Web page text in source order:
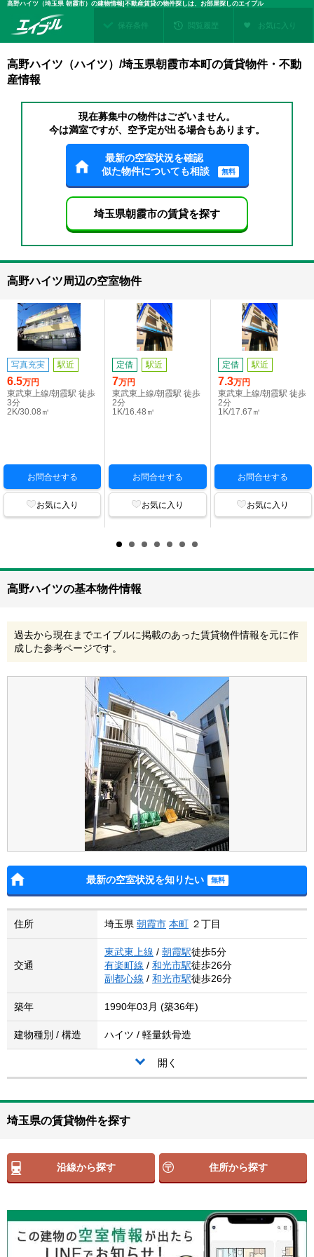
高野ハイツ（埼玉県 朝霞市）の建物情報|不動産賃貸の物件探しは、お部屋探しのエイブル
保存条件 閲覧履歴 お気に入り
高野ハイツ（ハイツ）/埼玉県朝霞市本町の賃貸物件・不動
産情報
現在募集中の物件はございません。
今は満室ですが、空予定が出る場合もあります。
最新の空室状況を確認
似た物件についても相談
無料
埼玉県朝霞市の賃貸を探す
高野ハイツ周辺の空室物件
写真充実 駅近
6.5万円
東武東上線/朝霞駅 徒歩
3分
2K/30.08㎡
お問合せする
お気に入り
定借 駅近
7万円
東武東上線/朝霞駅 徒歩
2分
1K/16.48㎡
お問合せする
お気に入り
定借 駅近
7.3万円
東武東上線/朝霞駅 徒歩
2分
1K/17.67㎡
お問合せする
お気に入り
高野ハイツの基本物件情報
過去から現在までエイブルに掲載のあった賃貸物件情報を元に作
成した参考ページです。
最新の空室状況を知りたい
住所 埼玉県 朝霞市 本町 ２丁目
交通
東武東上線 / 朝霞駅徒歩5分
有楽町線 / 和光市駅徒歩26分
副都心線 / 和光市駅徒歩26分
築年 1990年03月 (築36年)
建物種別 / 構造 ハイツ / 軽量鉄骨造
開く
埼玉県の賃貸物件を探す
沿線から探す 住所から探す